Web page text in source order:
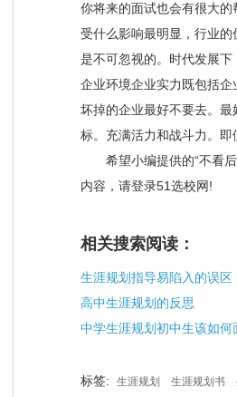
你将来的面试也会有很大
受什么影响最明显，行业
是不可忽视的。时代发展
企业环境企业实力既包括
坏掉的企业最好不要去。
标。充满活力和战斗力。
希望小编提供的“不看
内容，请登录51选校网!
相关搜索阅读：
生涯规划指导易陷入的误区
高中生涯规划的反思
中学生涯规划初中生该如何
标签: 生涯规划 生涯规划书